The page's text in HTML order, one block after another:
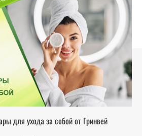
для ухода за собой от Гринвей